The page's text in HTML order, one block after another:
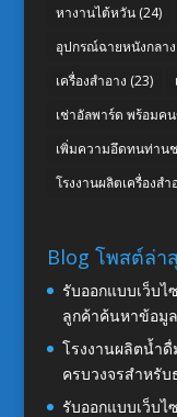
หางานไต้หวัน(24)
อุปกรณ์ฉายหนังกลา
เครื่องสำอาง (23)
เช่าอัลพาร์ด พร้อมค
เพิ่มความอึดทนท่าน
โรงงานผลิตเครื่องสำ
Blog โพสต์ล่า
รับออกแบบเว็บไ
ลูกค้าค้นหาข้อมู
โรงงานผลิตน้ำ
ครบวงจรสำหรับ
รับออกแบบเว็บไ